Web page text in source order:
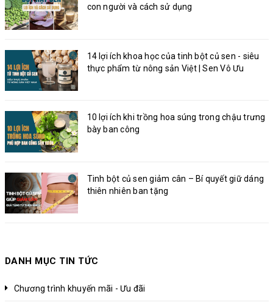
con người và cách sử dụng
14 lợi ích khoa học của tinh bột củ sen - siêu
thực phẩm từ nông sản Việt | Sen Vô Ưu
10 lợi ích khi trồng hoa súng trong chậu trưng
bày ban công
Tinh bột củ sen giảm cân – Bí quyết giữ dáng
thiên nhiên ban tặng
DANH MỤC TIN TỨC
Chương trình khuyến mãi - Ưu đãi